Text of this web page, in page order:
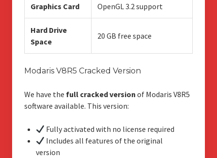
Graphics Card OpenGL 3.2 support
Hard Drive
Space
20 GB free space
Modaris V8R5 Cracked Version
We have the full cracked version of Modaris V8R5
software available. This version:
Fully activated with no license required
Includes all features of the original
version